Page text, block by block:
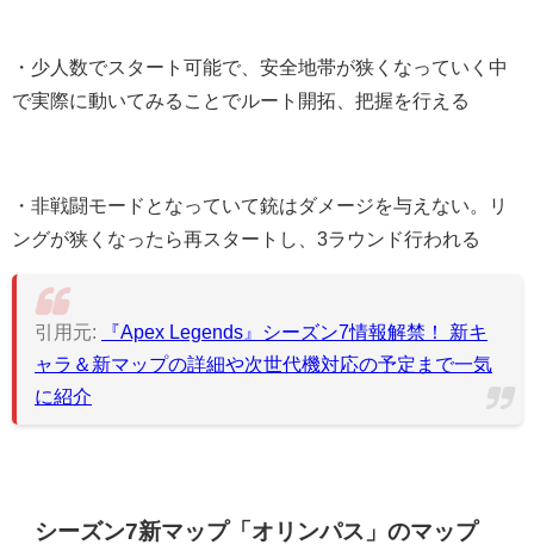
・少人数でスタート可能で、安全地帯が狭くなっていく中
で実際に動いてみることでルート開拓、把握を行える
・非戦闘モードとなっていて銃はダメージを与えない。リ
ングが狭くなったら再スタートし、3ラウンド行われる
引用元:
『Apex Legends』シーズン7情報解禁！ 新キ
ャラ＆新マップの詳細や次世代機対応の予定まで一気
に紹介
シーズン7新マップ「オリンパス」のマップ